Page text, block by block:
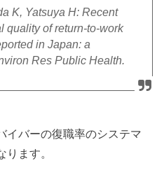
K, Yatsuya H: Recent
quality of return-to-work
in Japan: a
Res Public Health.
イバーの復職率のシステマ
ます。